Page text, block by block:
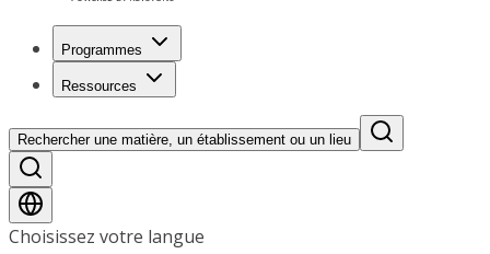
Programmes
Ressources
Rechercher une matière, un établissement ou un lieu
Choisissez votre langue